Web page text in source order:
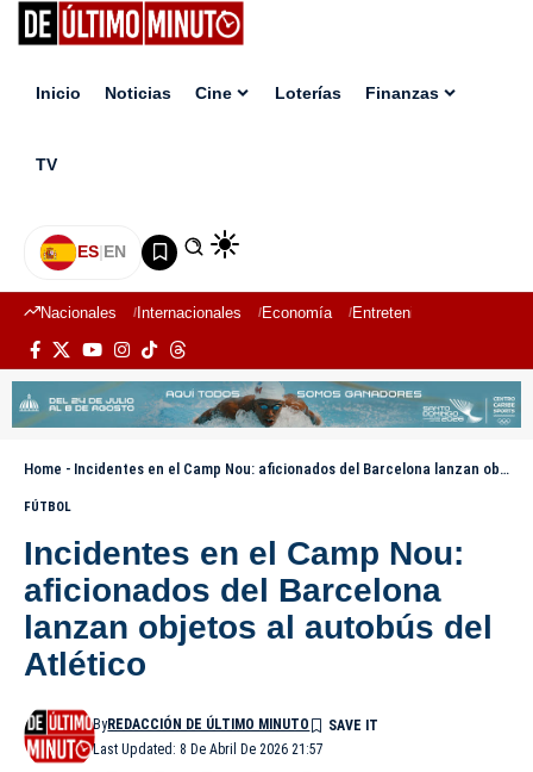
Inicio Noticias Cine Loterías Finanzas
TV
ES|EN
Nacionales Internacionales Economía Entretenimiento
Home - Incidentes en el Camp Nou: aficionados del Barcelona lanzan objetos al autobús del Atlético
FÚTBOL
Incidentes en el Camp Nou:
aficionados del Barcelona
lanzan objetos al autobús del
Atlético
Last Updated: 8 De Abril De 2026 21:57
ByREDACCIÓN DE ÚLTIMO MINUTO